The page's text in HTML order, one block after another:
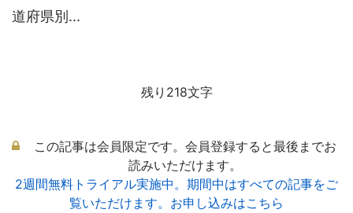
道府県別...
残り218文字
この記事は会員限定です。会員登録すると最後までお
読みいただけます。
2週間無料トライアル実施中。期間中はすべての記事をご
覧いただけます。お申し込みはこちら